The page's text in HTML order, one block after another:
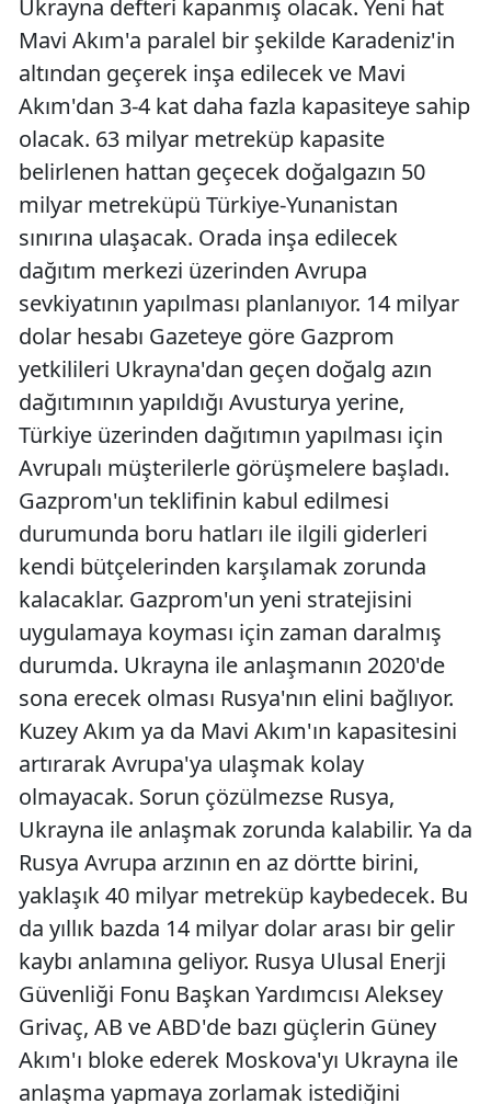
Ukrayna defteri kapanmış olacak. Yeni hat
Mavi Akım'a paralel bir şekilde Karadeniz'in
altından geçerek inşa edilecek ve Mavi
Akım'dan 3-4 kat daha fazla kapasiteye sahip
olacak. 63 milyar metreküp kapasite
belirlenen hattan geçecek doğalgazın 50
milyar metreküpü Türkiye-Yunanistan
sınırına ulaşacak. Orada inşa edilecek
dağıtım merkezi üzerinden Avrupa
sevkiyatının yapılması planlanıyor. 14 milyar
dolar hesabı Gazeteye göre Gazprom
yetkilileri Ukrayna'dan geçen doğalg azın
dağıtımının yapıldığı Avusturya yerine,
Türkiye üzerinden dağıtımın yapılması için
Avrupalı müşterilerle görüşmelere başladı.
Gazprom'un teklifinin kabul edilmesi
durumunda boru hatları ile ilgili giderleri
kendi bütçelerinden karşılamak zorunda
kalacaklar. Gazprom'un yeni stratejisini
uygulamaya koyması için zaman daralmış
durumda. Ukrayna ile anlaşmanın 2020'de
sona erecek olması Rusya'nın elini bağlıyor.
Kuzey Akım ya da Mavi Akım'ın kapasitesini
artırarak Avrupa'ya ulaşmak kolay
olmayacak. Sorun çözülmezse Rusya,
Ukrayna ile anlaşmak zorunda kalabilir. Ya da
Rusya Avrupa arzının en az dörtte birini,
yaklaşık 40 milyar metreküp kaybedecek. Bu
da yıllık bazda 14 milyar dolar arası bir gelir
kaybı anlamına geliyor. Rusya Ulusal Enerji
Güvenliği Fonu Başkan Yardımcısı Aleksey
Grivaç, AB ve ABD'de bazı güçlerin Güney
Akım'ı bloke ederek Moskova'yı Ukrayna ile
anlaşma yapmaya zorlamak istediğini